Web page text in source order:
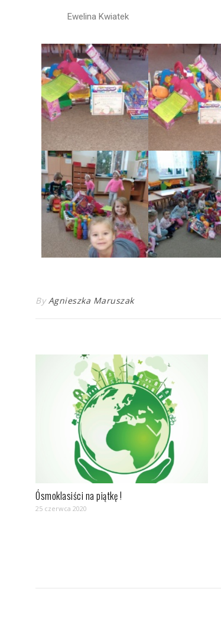
Ewelina Kwiatek
By Agnieszka Maruszak
Ósmoklasiści na piątkę !
25 czerwca 2020